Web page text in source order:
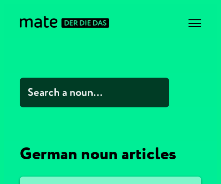
German noun articles